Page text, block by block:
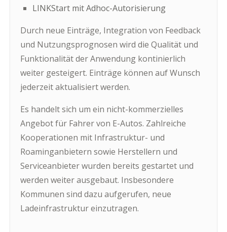
LINKStart mit Adhoc-Autorisierung
Durch neue Einträge, Integration von Feedback
und Nutzungsprognosen wird die Qualität und
Funktionalität der Anwendung kontinierlich
weiter gesteigert. Einträge können auf Wunsch
jederzeit aktualisiert werden.
Es handelt sich um ein nicht-kommerzielles
Angebot für Fahrer von E-Autos. Zahlreiche
Kooperationen mit Infrastruktur- und
Roaminganbietern sowie Herstellern und
Serviceanbieter wurden bereits gestartet und
werden weiter ausgebaut. Insbesondere
Kommunen sind dazu aufgerufen, neue
Ladeinfrastruktur einzutragen.